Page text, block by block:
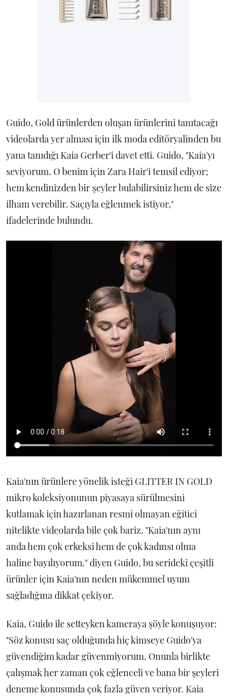
Guido, Gold ürünlerden oluşan ürünlerini tanıtacağı
videolarda yer alması için ilk moda editöryalinden bu
yana tanıdığı Kaia Gerber'i davet etti. Guido, "Kaia'yı
seviyorum. O benim için Zara Hair'i temsil ediyor;
hem kendinizden bir şeyler bulabilirsiniz hem de size
ilham verebilir. Saçıyla eğlenmek istiyor,"
ifadelerinde bulundu.
Kaia'nın ürünlere yönelik isteği GLITTER IN GOLD
mikro koleksiyonunun piyasaya sürülmesini
kutlamak için hazırlanan resmi olmayan eğitici
nitelikte videolarda bile çok bariz. "Kaia'nın aynı
anda hem çok erkeksi hem de çok kadınsı olma
haline bayılıyorum." diyen Guido, bu serideki çeşitli
ürünler için Kaia'nın neden mükemmel uyum
sağladığına dikkat çekiyor.
Kaia, Guido ile setteyken kameraya şöyle konuşuyor:
"Söz konusu saç olduğunda hiç kimseye Guido'ya
güvendiğim kadar güvenmiyorum. Onunla birlikte
çalışmak her zaman çok eğlenceli ve bana bir şeyleri
deneme konusunda çok fazla güven veriyor. Kaia